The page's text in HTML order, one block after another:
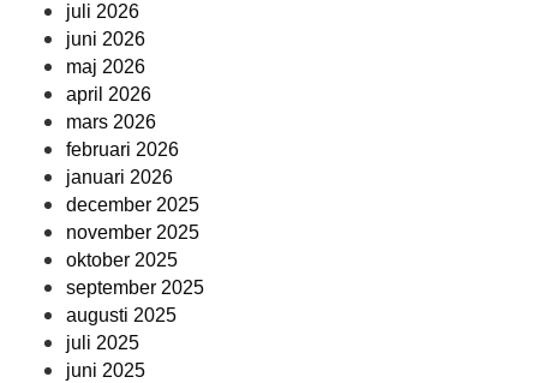
juli 2026
juni 2026
maj 2026
april 2026
mars 2026
februari 2026
januari 2026
december 2025
november 2025
oktober 2025
september 2025
augusti 2025
juli 2025
juni 2025